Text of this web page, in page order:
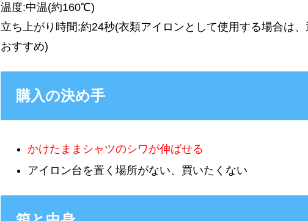
温度:中温(約160℃)
立ち上がり時間:約24秒(衣類アイロンとして使用する場合は
おすすめ)
購入の決め手
かけたままシャツのシワが伸ばせる
アイロン台を置く場所がない、買いたくない